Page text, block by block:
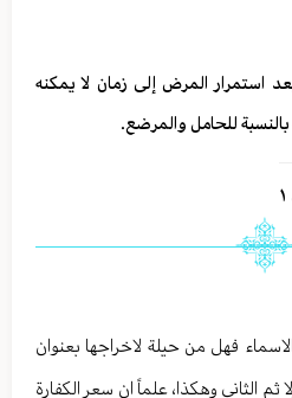
استمرار المرض إلى زمان لا يمكنه
للحامل والمرضع.
فهل من حيلة لاخراجها بعنوان
الثاني وهكذا، علماً ان سعر الكفارة